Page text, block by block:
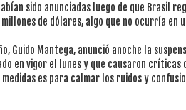
sido anunciadas luego de que Brasil
de dólares, algo que no ocurría en
Guido Mantega, anunció anoche la
en vigor el lunes y que causaron críticas
medidas es para calmar los ruidos y